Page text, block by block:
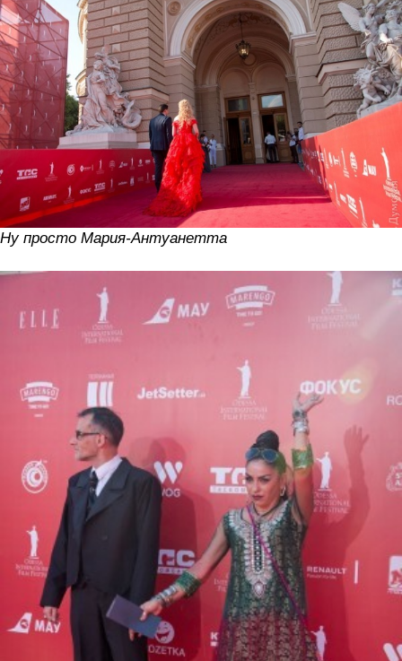
Ну просто Мария-Антуанетта